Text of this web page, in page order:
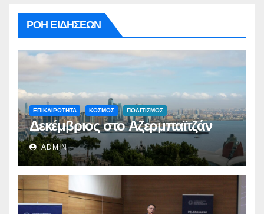
ΡΟΗ ΕΙΔΗΣΕΩΝ
ΕΠΙΚΑΙΡΟΤΗΤΑ ΚΟΣΜΟΣ ΠΟΛΙΤΙΣΜΟΣ
Δεκέμβριος στο Αζερμπαϊτζάν
ADMIN